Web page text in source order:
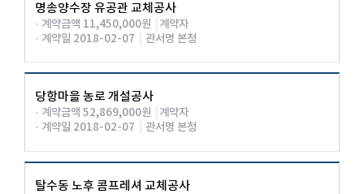
명송양수장 유공관 교체공사
· 계약금액 11,450,000원
계약자
· 계약일 2018-02-07
관서명 본청
당항마을 농로 개설공사
· 계약금액 52,869,000원
계약자
· 계약일 2018-02-07
관서명 본청
탈수동 노후 콤프레셔 교체공사